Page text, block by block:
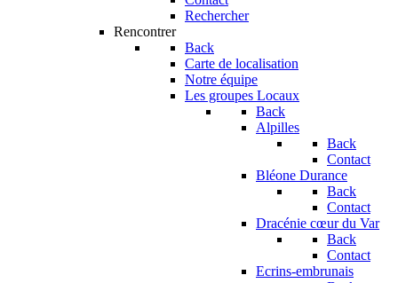
Rechercher
Rencontrer
Back
Carte de localisation
Notre équipe
Les groupes Locaux
Back
Alpilles
Back
Contact
Bléone Durance
Back
Contact
Dracénie cœur du Var
Back
Contact
Ecrins-embrunais